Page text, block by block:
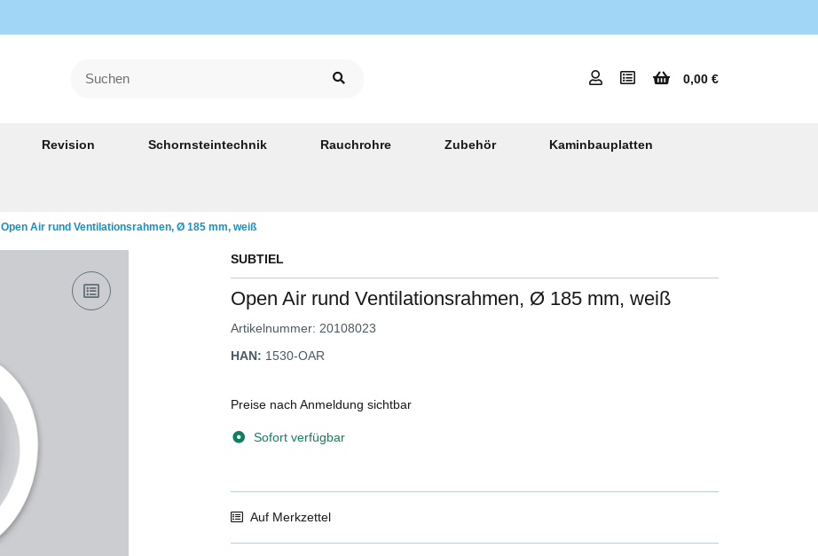
0,00 €
Revision Schornsteintechnik Rauchrohre Zubehör Kaminbauplatten
Open Air rund Ventilationsrahmen, Ø 185 mm, weiß
SUBTIEL
Open Air rund Ventilationsrahmen, Ø 185 mm, weiß
Artikelnummer: 20108023
HAN: 1530-OAR
Preise nach Anmeldung sichtbar
Sofort verfügbar
Auf Merkzettel